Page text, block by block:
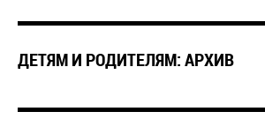
ДЕТЯМ И РОДИТЕЛЯМ: АРХИВ